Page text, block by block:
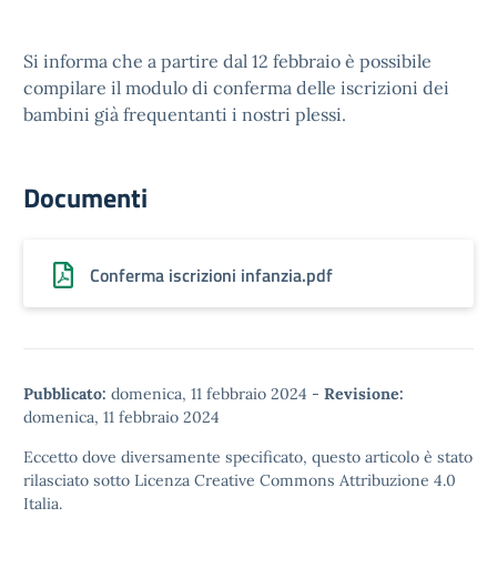
Si informa che a partire dal 12 febbraio è possibile
compilare il modulo di conferma delle iscrizioni dei
bambini già frequentanti i nostri plessi.
Documenti
Conferma iscrizioni infanzia.pdf
Pubblicato: domenica, 11 febbraio 2024 - Revisione:
domenica, 11 febbraio 2024
Eccetto dove diversamente specificato, questo articolo è stato
rilasciato sotto Licenza Creative Commons Attribuzione 4.0
Italia.